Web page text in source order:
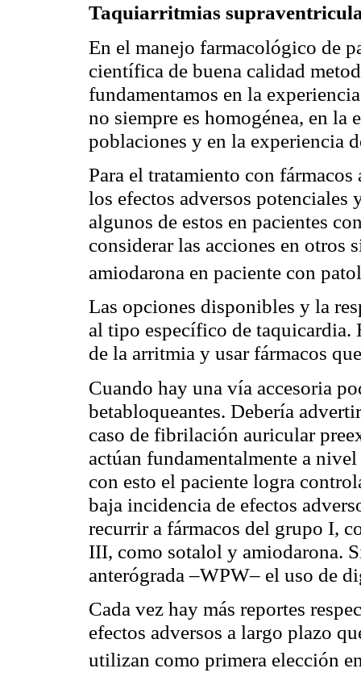
Taquiarritmias
En el manejo farmacológico de
científica de buena calidad
fundamentamos en la
no siempre es homogénea, en la
poblaciones y en la experiencia
Para el tratamiento con
los efectos adversos potenciales
algunos de estos en pacientes
considerar las acciones en otros
amiodarona en paciente con
Las opciones disponibles y la
al tipo específico de taquicardia.
de la arritmia y usar fármacos
Cuando hay una vía accesoria
betabloqueantes. Debería
caso de fibrilación auricular
actúan fundamentalmente a
con esto el paciente logra
baja incidencia de efectos
recurrir a fármacos del grupo I,
III, como sotalol y amiodarona.
anterógrada –WPW– el uso de
Cada vez hay más reportes
efectos adversos a largo plazo
utilizan como primera elección